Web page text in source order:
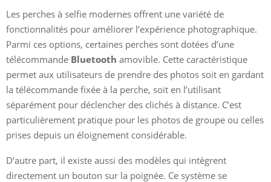
Les perches à selfie modernes offrent une variété de
fonctionnalités pour améliorer l’expérience photographique.
Parmi ces options, certaines perches sont dotées d’une
télécommande Bluetooth amovible. Cette caractéristique
permet aux utilisateurs de prendre des photos soit en gardant
la télécommande fixée à la perche, soit en l’utilisant
séparément pour déclencher des clichés à distance. C’est
particulièrement pratique pour les photos de groupe ou celles
prises depuis un éloignement considérable.
D’autre part, il existe aussi des modèles qui intègrent
directement un bouton sur la poignée. Ce système se